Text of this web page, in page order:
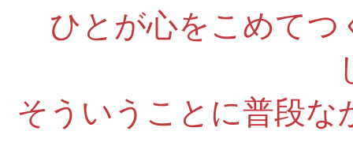
ひとが心をこめてつ
そういうことに普段